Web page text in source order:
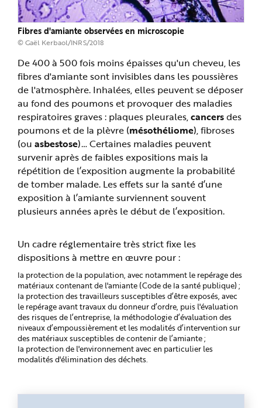
Fibres d'amiante observées en microscopie
© Gaël Kerbaol/INRS/2018
De 400 à 500 fois moins épaisses qu'un cheveu, les
fibres d'amiante sont invisibles dans les poussières
de l'atmosphère. Inhalées, elles peuvent se déposer
au fond des poumons et provoquer des maladies
respiratoires graves : plaques pleurales,cancersdes
poumons et de la plèvre (mésothéliome), fibroses
(ou asbestose)… Certaines maladies peuvent
survenir après de faibles expositions mais la
répétition de l’exposition augmente la probabilité
de tomber malade. Les effets sur la santé d’une
exposition à l’amiante surviennent souvent
plusieurs années après le début de l’exposition.
Un cadre réglementaire très strict fixe les
dispositions à mettre en œuvre pour :
la protection de la population, avec notamment le repérage des
matériaux contenant de l'amiante (Code de la santé publique) ;
la protection des travailleurs susceptibles d’être exposés, avec
le repérage avant travaux du donneur d’ordre, puis l'évaluation
des risques de l’entreprise, la méthodologie d’évaluation des
niveaux d’empoussièrement et les modalités d’intervention sur
des matériaux susceptibles de contenir de l’amiante ;
la protection de l'environnement avec en particulier les
modalités d'élimination des déchets.